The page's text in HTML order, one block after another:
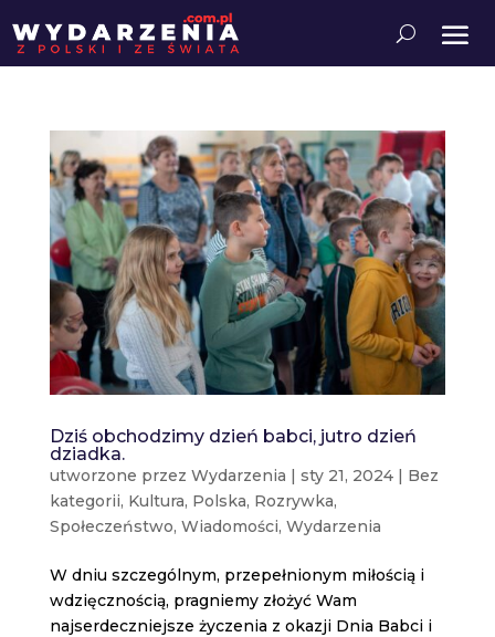
Dziś obchodzimy dzień babci, jutro dzień
dziadka.
utworzone przez Wydarzenia | sty 21, 2024| Bez
kategorii, Kultura, Polska, Rozrywka,
Społeczeństwo, Wiadomości, Wydarzenia
W dniu szczególnym, przepełnionym miłością i
wdzięcznością, pragniemy złożyć Wam
najserdeczniejsze życzenia z okazji Dnia Babci i